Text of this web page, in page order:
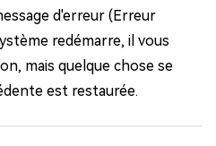
d'erreur (Erreur
redémarre, il vous
mais quelque chose se
est restaurée.